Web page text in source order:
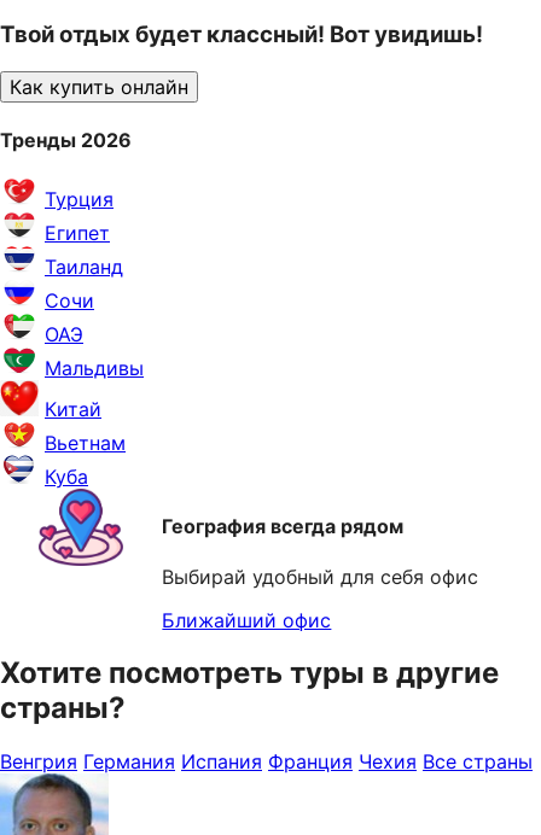
Твой отдых будет классный! Вот увидишь!
Как купить онлайн
Тренды 2026
Турция
Египет
Таиланд
Сочи
ОАЭ
Мальдивы
Китай
Вьетнам
Куба
География всегда рядом
Выбирай удобный для себя офис
Ближайший офис
Хотите посмотреть туры в другие
страны?
Венгрия Германия Испания Франция Чехия Все страны